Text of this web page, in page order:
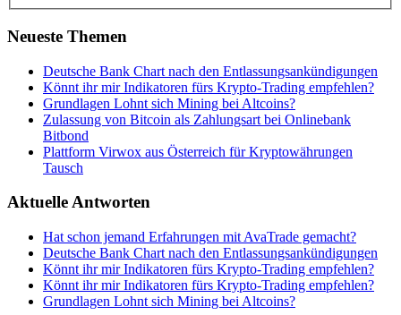
Neueste Themen
Deutsche Bank Chart nach den Entlassungsankündigungen
Könnt ihr mir Indikatoren fürs Krypto-Trading empfehlen?
Grundlagen Lohnt sich Mining bei Altcoins?
Zulassung von Bitcoin als Zahlungsart bei Onlinebank
Bitbond
Plattform Virwox aus Österreich für Kryptowährungen
Tausch
Aktuelle Antworten
Hat schon jemand Erfahrungen mit AvaTrade gemacht?
Deutsche Bank Chart nach den Entlassungsankündigungen
Könnt ihr mir Indikatoren fürs Krypto-Trading empfehlen?
Könnt ihr mir Indikatoren fürs Krypto-Trading empfehlen?
Grundlagen Lohnt sich Mining bei Altcoins?